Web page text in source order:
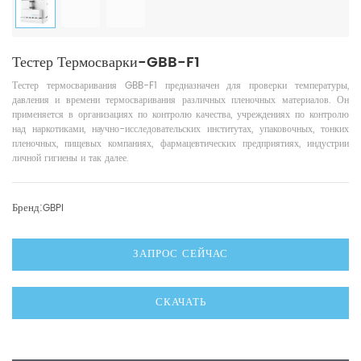
Тестер Термосварки-GBB-F1
Тестер термосваривания GBB-F1 предназначен для проверки температуры,
давления и времени термосваривания различных пленочных материалов. Он
применяется в организациях по контролю качества, учреждениях по контролю
над наркотиками, научно-исследовательских институтах, упаковочных, тонких
пленочных, пищевых компаниях, фармацевтических предприятиях, индустрии
личной гигиены и так далее.
Бренд:GBPI
ЗАПРОС СЕЙЧАС
СКАЧАТЬ